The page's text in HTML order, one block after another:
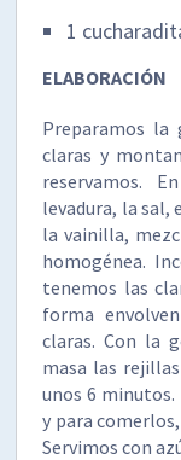
1
ELABORACIÓN
Preparamos la
claras y
reservamos.
levadura, la sal,
la vainilla,
homogénea.
tenemos las
forma
claras. Con la
masa las
unos 6 minutos.
y para
Servimos con